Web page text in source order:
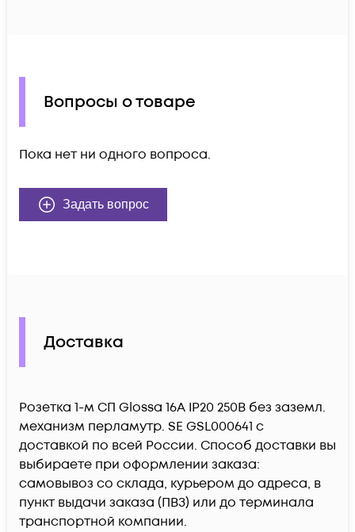
Вопросы о товаре
Пока нет ни одного вопроса.
Задать вопрос
Доставка
Розетка 1-м СП Glossa 16А IP20 250В без заземл.
механизм перламутр. SE GSL000641 c
доставкой по всей России. Способ доставки вы
выбираете при оформлении заказа:
самовывоз со склада, курьером до адреса, в
пункт выдачи заказа (ПВЗ) или до терминала
транспортной компании.